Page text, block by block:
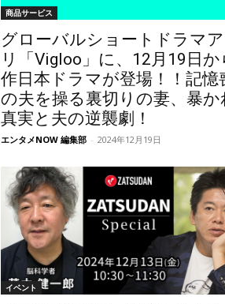
商品サービス
グローバルショートドラマ
リ「Vigloo」に、12月19日か
作日本ドラマが登場！！記憶
の夫を操る裏切りの妻、暴か
真実と夫の逆襲劇！
エンタメNOW 編集部 - 2024年12月19日
イベント